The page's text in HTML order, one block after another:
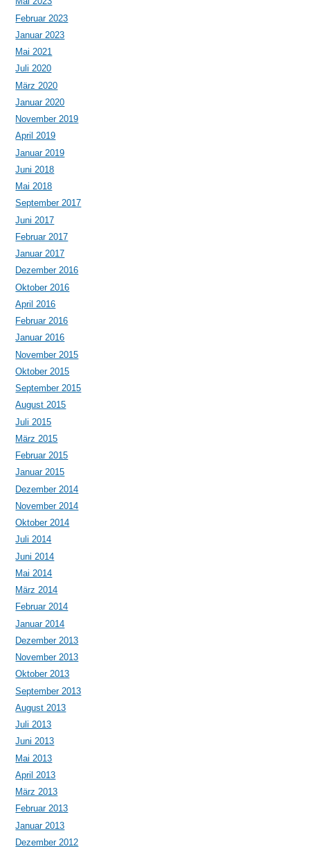
Februar 2023
Januar 2023
Mai 2021
Juli 2020
März 2020
Januar 2020
November 2019
April 2019
Januar 2019
Juni 2018
Mai 2018
September 2017
Juni 2017
Februar 2017
Januar 2017
Dezember 2016
Oktober 2016
April 2016
Februar 2016
Januar 2016
November 2015
Oktober 2015
September 2015
August 2015
Juli 2015
März 2015
Februar 2015
Januar 2015
Dezember 2014
November 2014
Oktober 2014
Juli 2014
Juni 2014
Mai 2014
März 2014
Februar 2014
Januar 2014
Dezember 2013
November 2013
Oktober 2013
September 2013
August 2013
Juli 2013
Juni 2013
Mai 2013
April 2013
März 2013
Februar 2013
Januar 2013
Dezember 2012